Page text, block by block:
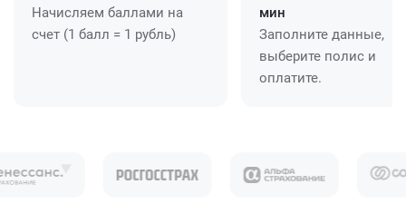
Начисляем баллами на
счет (1 балл = 1 рубль)
мин
Заполните данные,
выберите полис и
оплатите.